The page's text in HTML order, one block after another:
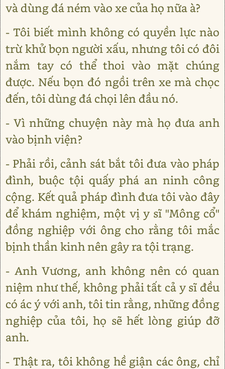
và dùng đá ném vào xe của họ nữa à?
- Tôi biết mình không có quyền lực nào
trừ khử bọn người xấu, nhưng tôi có đôi
nắm tay có thể thoi vào mặt chúng
được. Nếu bọn đó ngồi trên xe mà chọc
đến, tôi dùng đá chọi lên đầu nó.
- Vì những chuyện này mà họ đưa anh
vào bịnh viện?
- Phải rồi, cảnh sát bắt tôi đưa vào pháp
đình, buộc tội quấy phá an ninh công
cộng. Kết quả pháp đình đưa tôi vào đây
để khám nghiệm, một vị y sĩ "Mông cổ"
đồng nghiệp với ông cho rằng tôi mắc
bịnh thần kinh nên gây ra tội trạng.
- Anh Vương, anh không nên có quan
niệm như thế, không phải tất cả y sĩ đều
có ác ý với anh, tôi tin rằng, những đồng
nghiệp của tôi, họ sẽ hết lòng giúp đỡ
anh.
- Thật ra, tôi không hề giận các ông, chỉ